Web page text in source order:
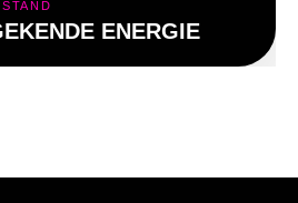
ENERGIE